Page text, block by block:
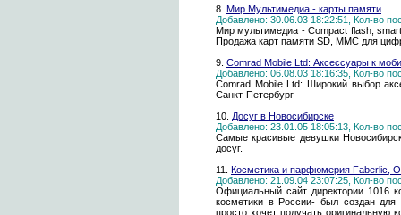
8. Мир Мультимедиа - карты памяти
Добавлено: 30.06.03 18:22:51, Кол-во
Мир мультимедиа - Compact flash,
Продажа карт памяти SD, MMC для
9. Comrad Mobile Ltd: Аксессуары к
Добавлено: 06.08.03 18:16:35, Кол-во
Comrad Mobile Ltd: Широкий выбор
Санкт-Петербург
10. Досуг в Новосибирске
Добавлено: 23.01.05 18:05:13, Кол-во
Самые красивые девушки
досуг.
11. Косметика и парфюмерия Faberlic,
Добавлено: 21.09.04 23:07:25, Кол-во
Официальный сайт директории 1016
косметики в России- был создан
просто хочет получать оригинальную